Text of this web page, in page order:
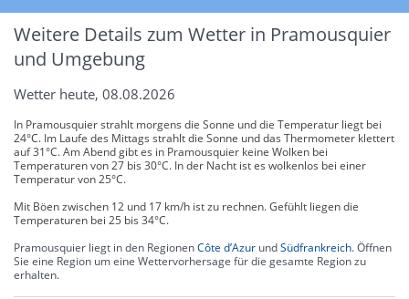
Weitere Details zum Wetter in Pramousquier
und Umgebung
Wetter heute, 08.08.2026
In Pramousquier strahlt morgens die Sonne und die Temperatur liegt bei
24°C. Im Laufe des Mittags strahlt die Sonne und das Thermometer klettert
auf 31°C. Am Abend gibt es in Pramousquier keine Wolken bei
Temperaturen von 27 bis 30°C. In der Nacht ist es wolkenlos bei einer
Temperatur von 25°C.
Mit Böen zwischen 12 und 17 km/h ist zu rechnen. Gefühlt liegen die
Temperaturen bei 25 bis 34°C.
Pramousquier liegt in den RegionenCôte d’Azur undSüdfrankreich. Öffnen
Sie eine Region um eine Wettervorhersage für die gesamte Region zu
erhalten.